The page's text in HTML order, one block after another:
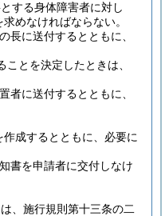
する身体障害者に対し
めなければならない。
長に送付するとともに、
とを決定したときは、
者に送付するとともに、
作成するとともに、必要に
書を申請者に交付しなけ
は、施行規則第十三条の二